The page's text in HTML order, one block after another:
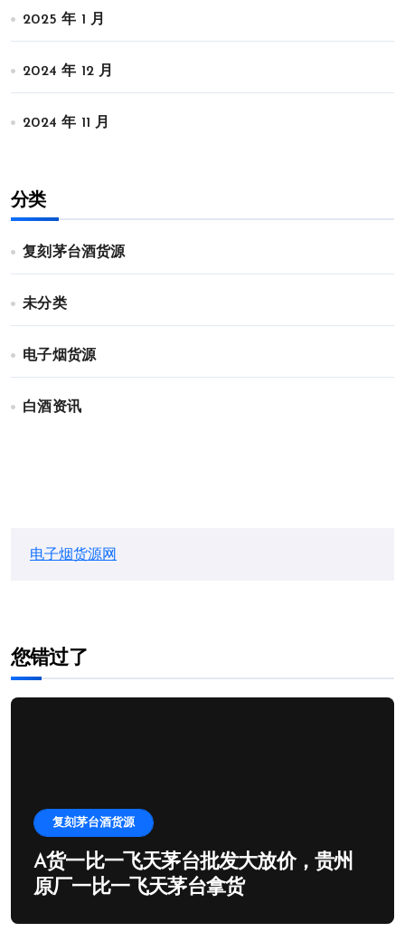
2025 年 1 月
2024 年 12 月
2024 年 11 月
分类
复刻茅台酒货源
未分类
电子烟货源
白酒资讯
电子烟货源网
您错过了
复刻茅台酒货源
A货一比一飞天茅台批发大放价，贵州
原厂一比一飞天茅台拿货